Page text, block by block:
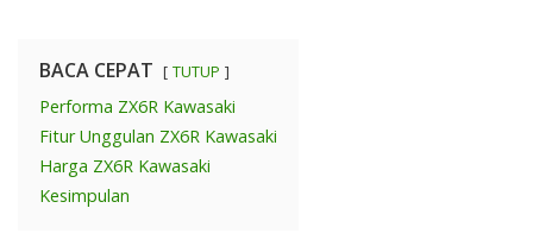
BACA CEPAT TUTUP
Performa ZX6R Kawasaki
Fitur Unggulan ZX6R Kawasaki
Harga ZX6R Kawasaki
Kesimpulan